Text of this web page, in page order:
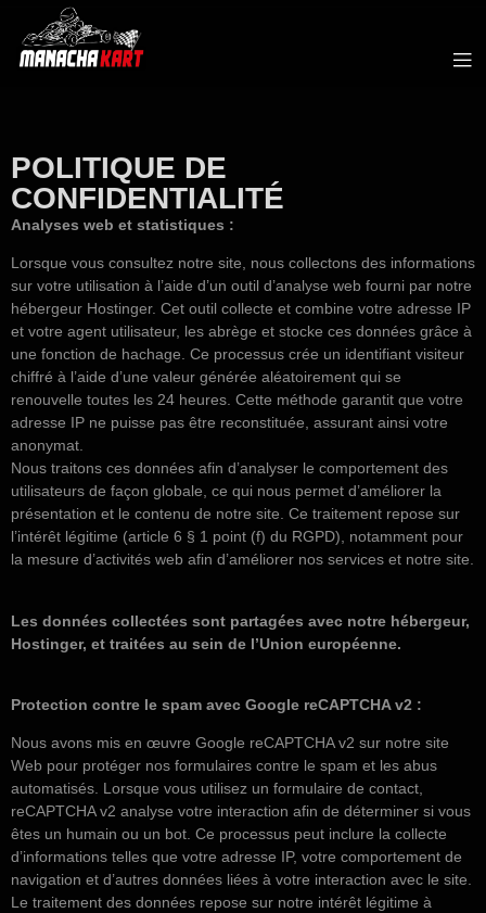
POLITIQUE DE
CONFIDENTIALITÉ
Analyses web et statistiques :
Lorsque vous consultez notre site, nous collectons des informations
sur votre utilisation à l’aide d’un outil d’analyse web fourni par notre
hébergeur Hostinger. Cet outil collecte et combine votre adresse IP
et votre agent utilisateur, les abrège et stocke ces données grâce à
une fonction de hachage. Ce processus crée un identifiant visiteur
chiffré à l’aide d’une valeur générée aléatoirement qui se
renouvelle toutes les 24 heures. Cette méthode garantit que votre
adresse IP ne puisse pas être reconstituée, assurant ainsi votre
anonymat.
Nous traitons ces données afin d’analyser le comportement des
utilisateurs de façon globale, ce qui nous permet d’améliorer la
présentation et le contenu de notre site. Ce traitement repose sur
l’intérêt légitime (article 6 § 1 point (f) du RGPD), notamment pour
la mesure d’activités web afin d’améliorer nos services et notre site.
Les données collectées sont partagées avec notre hébergeur,
Hostinger, et traitées au sein de l’Union européenne.
Protection contre le spam avec Google reCAPTCHA v2 :
Nous avons mis en œuvre Google reCAPTCHA v2 sur notre site
Web pour protéger nos formulaires contre le spam et les abus
automatisés. Lorsque vous utilisez un formulaire de contact,
reCAPTCHA v2 analyse votre interaction afin de déterminer si vous
êtes un humain ou un bot. Ce processus peut inclure la collecte
d’informations telles que votre adresse IP, votre comportement de
navigation et d’autres données liées à votre interaction avec le site.
Le traitement des données repose sur notre intérêt légitime à